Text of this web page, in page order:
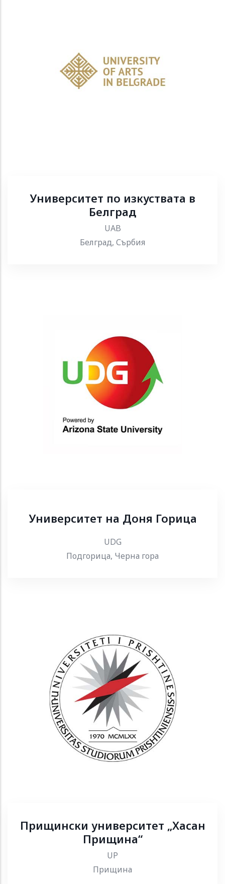
Университет по изкуствата в
Белград
UAB
Белград, Сърбия
Университет на Доня Горица
UDG
Подгорица, Черна гора
Прищински университет „Хасан
Прищина“
UP
Прищина